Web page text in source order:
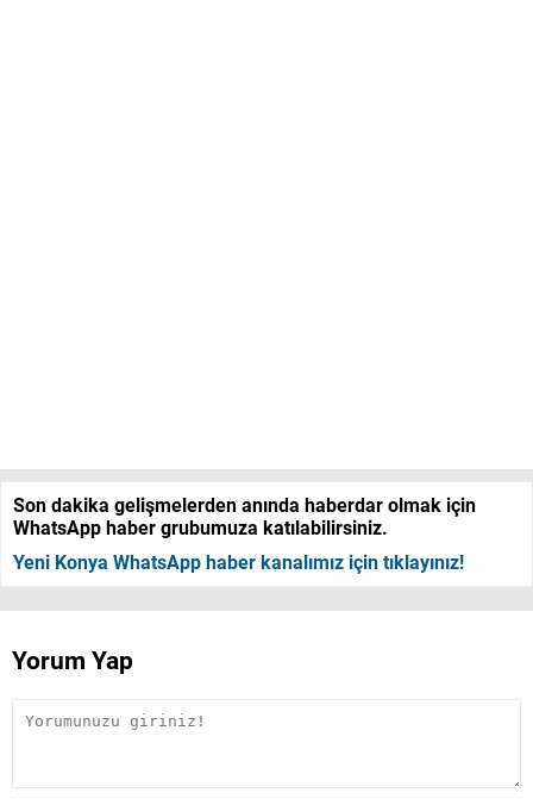
Son dakika gelişmelerden anında haberdar olmak için
WhatsApp haber grubumuza katılabilirsiniz.
Yeni Konya WhatsApp haber kanalımız için tıklayınız!
Yorum Yap